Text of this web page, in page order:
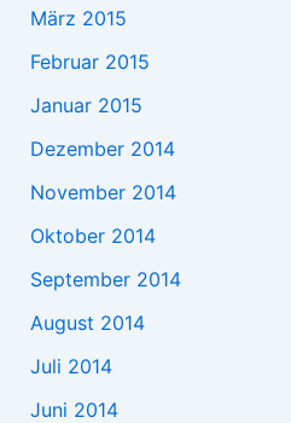
März 2015
Februar 2015
Januar 2015
Dezember 2014
November 2014
Oktober 2014
September 2014
August 2014
Juli 2014
Juni 2014